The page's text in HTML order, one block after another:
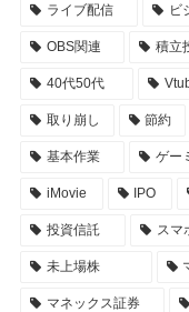
ライブ配信 ビ
OBS関連 積立
40代50代
取り崩し 節約
基本作業 ゲー
iMovie IPO
投資信託 スマ
未上場株
マネックス証券